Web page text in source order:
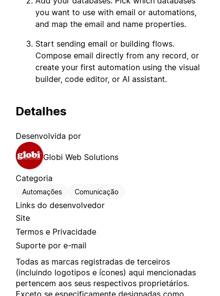
you want to use with email or automations,
and map the email and name properties.
Start sending email or building flows.
Compose email directly from any record, or
create your first automation using the visual
builder, code editor, or AI assistant.
Detalhes
Desenvolvida por
Globi Web Solutions
Categoria
Automações Comunicação
Links do desenvolvedor
Site
Termos e Privacidade
Suporte por e-mail
Todas as marcas registradas de terceiros
(incluindo logotipos e ícones) aqui mencionadas
pertencem aos seus respectivos proprietários.